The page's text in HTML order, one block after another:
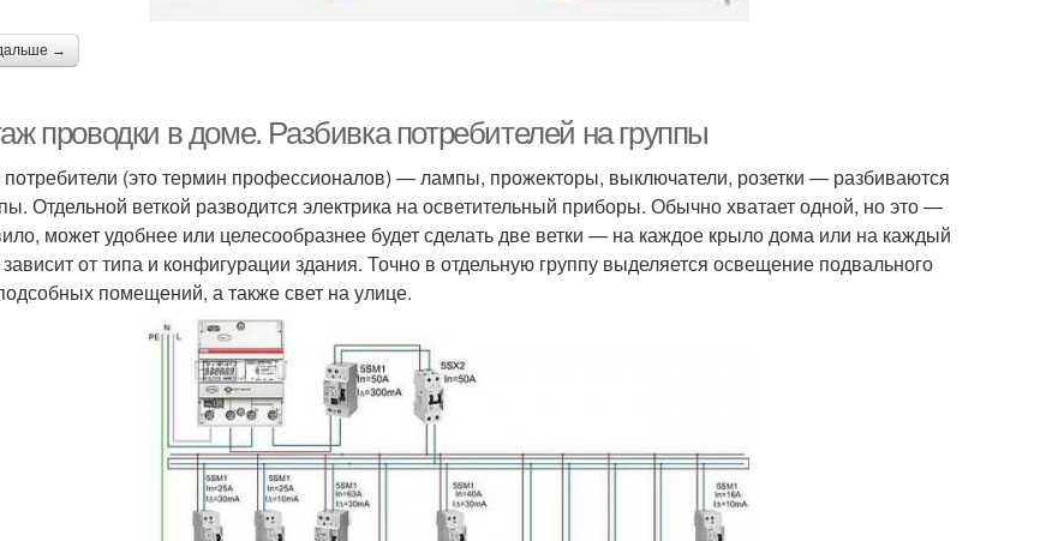
→
проводки в доме. Разбивка потребителей на группы
потребители (это термин профессионалов) — лампы, прожекторы, выключатели, розетки — разбиваются
Отдельной веткой разводится электрика на осветительный приборы. Обычно хватает одной, но это —
может удобнее или целесообразнее будет сделать две ветки — на каждое крыло дома или на каждый
от типа и конфигурации здания. Точно в отдельную группу выделяется освещение подвального
помещений, а также свет на улице.